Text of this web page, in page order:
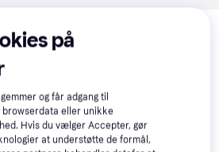
produkter, der matcher dine
på
og får adgang til
browserdata eller unikke
Hvis du vælger Accepter, gør
at understøtte de formål,